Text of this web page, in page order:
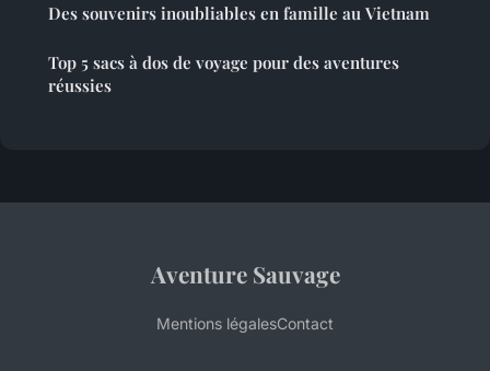
Des souvenirs inoubliables en famille au Vietnam
Top 5 sacs à dos de voyage pour des aventures
réussies
Aventure Sauvage
Mentions légalesContact